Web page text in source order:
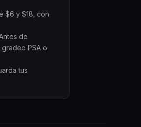
$6 y $18, con
de
PSA o
tus